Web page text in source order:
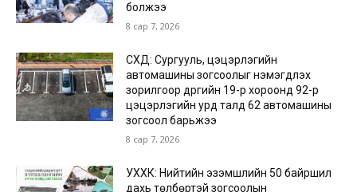
болжээ
8 сар 7, 2026
СХД: Сургууль, цэцэрлэгийн
автомашины зогсоолыг нэмэгдүүлэх
зорилгоор дүүргийн 19-р хороонд 92-р
цэцэрлэгийн урд талд 62 автомашины
зогсоол барьжээ
8 сар 7, 2026
УХХК: Нийтийн эзэмшлийн 50 байршил
дахь төлбөртэй зогсоолын